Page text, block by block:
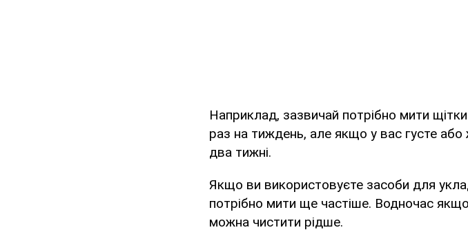
Наприклад, зазвичай потрібно мити
раз на тиждень, але якщо у вас густе
два тижні.
Якщо ви використовуєте засоби для
потрібно мити ще частіше. Водночас якщо
можна чистити рідше.